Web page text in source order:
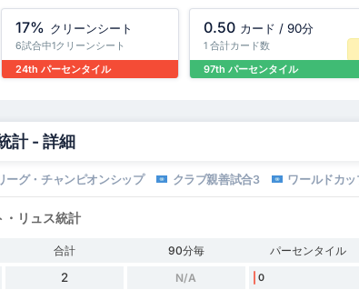
17% クリーンシート
6試合中1クリーンシート
24th パーセンタイル
0.50 カード / 90分
1 合計カード数
97th パーセンタイル
計 - 詳細
ーグ・チャンピオンシップ クラブ親善試合3 ワールドカ
・リュス統計
合計 90分毎
パーセンタイル
2 N/A 0